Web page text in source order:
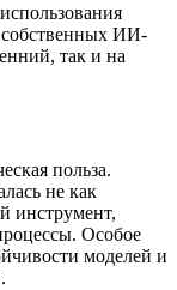
ИИ-
так и на
польза.
не как
инструмент,
Особое
моделей и